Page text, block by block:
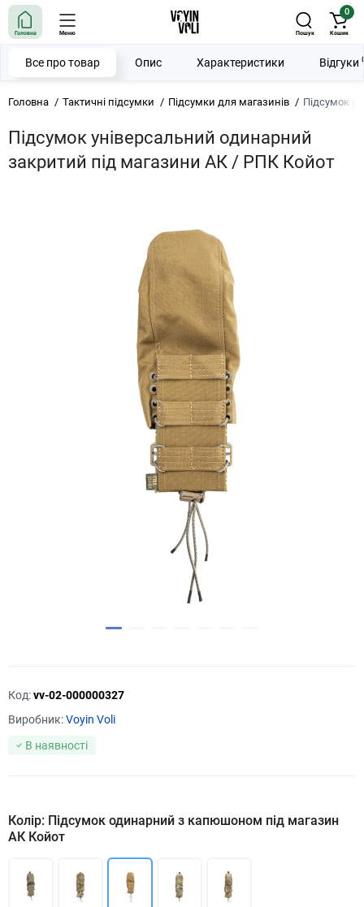
Головна Меню Пошук
0
Кошик
Головна Тактичні підсумки Підсумки для магазинів Підсумок
Підсумок універсальний одинарний
закритий під магазини АК / РПК Койот
Все про товар Опис Характеристики Відгуки
Код:vv-02-000000327
Виробник:Voyin Voli
В наявності
Колір: Підсумок одинарний з капюшоном під магазин
АК Койот